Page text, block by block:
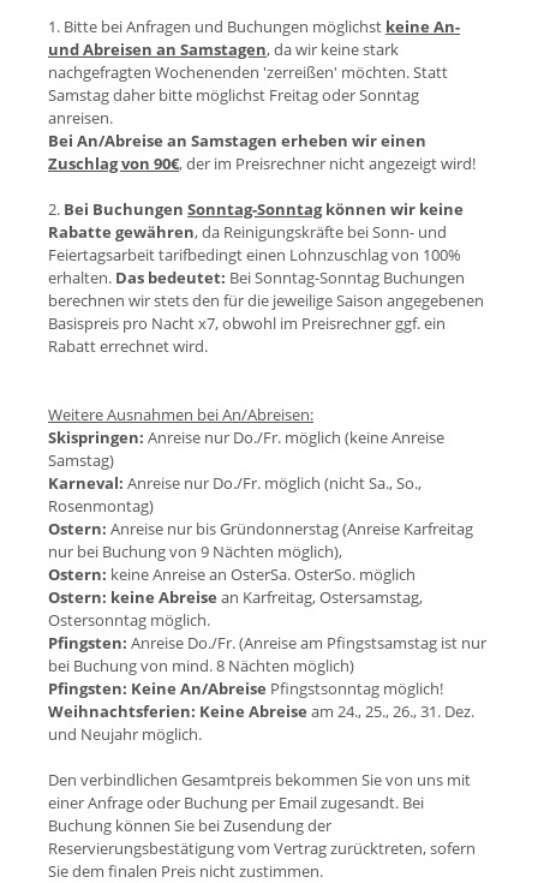
1. Bitte bei Anfragen und Buchungen möglichst keine An-
und Abreisen an Samstagen, da wir keine stark
nachgefragten Wochenenden 'zerreißen' möchten. Statt
Samstag daher bitte möglichst Freitag oder Sonntag
anreisen.
Bei An/Abreise an Samstagen erheben wir einen
Zuschlag von 90€, der im Preisrechner nicht angezeigt wird!
2. Bei Buchungen Sonntag-Sonntagkönnen wir keine
Rabatte gewähren, da Reinigungskräfte bei Sonn- und
Feiertagsarbeit tarifbedingt einen Lohnzuschlag von 100%
erhalten. Das bedeutet: Bei Sonntag-Sonntag Buchungen
berechnen wir stets den für die jeweilige Saison angegebenen
Basispreis pro Nacht x7, obwohl im Preisrechner ggf. ein
Rabatt errechnet wird.
Weitere Ausnahmen bei An/Abreisen:
Skispringen: Anreise nur Do./Fr. möglich (keine Anreise
Samstag)
Karneval: Anreise nur Do./Fr. möglich (nicht Sa., So.,
Rosenmontag)
Ostern: Anreise nur bis Gründonnerstag (Anreise Karfreitag
nur bei Buchung von 9 Nächten möglich),
Ostern: keine Anreise an OsterSa. OsterSo. möglich
Ostern: keine Abreise an Karfreitag, Ostersamstag,
Ostersonntag möglich.
Pfingsten: Anreise Do./Fr. (Anreise am Pfingstsamstag ist nur
bei Buchung von mind. 8 Nächten möglich)
Pfingsten: Keine An/Abreise Pfingstsonntag möglich!
Weihnachtsferien: Keine Abreise am 24., 25., 26., 31. Dez.
und Neujahr möglich.
Den verbindlichen Gesamtpreis bekommen Sie von uns mit
einer Anfrage oder Buchung per Email zugesandt. Bei
Buchung können Sie bei Zusendung der
Reservierungsbestätigung vom Vertrag zurücktreten, sofern
Sie dem finalen Preis nicht zustimmen.